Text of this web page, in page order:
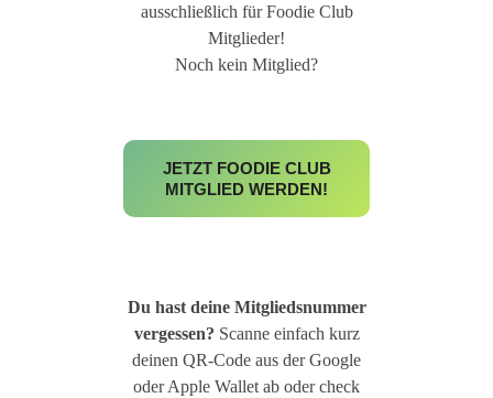
ausschließlich für Foodie Club
Mitglieder!
Noch kein Mitglied?
JETZT FOODIE CLUB
MITGLIED WERDEN!
Du hast deine Mitgliedsnummer
vergessen? Scanne einfach kurz
deinen QR-Code aus der Google
oder Apple Wallet ab oder check